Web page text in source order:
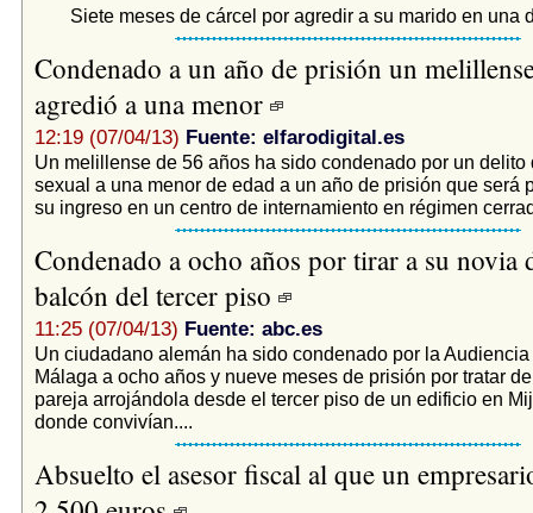
Siete meses de cárcel por agredir a su marido en una
Condenado a un año de prisión un
agredió a una menor
12:19 (07/04/13) Fuente: elfarodigital.es
Un melillense de 56 años ha sido condenado por un delito
sexual a una menor de edad a un año de prisión que será
su ingreso en un centro de internamiento en régimen
Condenado a ocho años por tirar a su novia
balcón del tercer piso
11:25 (07/04/13) Fuente: abc.es
Un ciudadano alemán ha sido condenado por la
Málaga a ocho años y nueve meses de prisión por tratar
pareja arrojándola desde el tercer piso de un edificio en
donde convivían....
Absuelto el asesor fiscal al que un